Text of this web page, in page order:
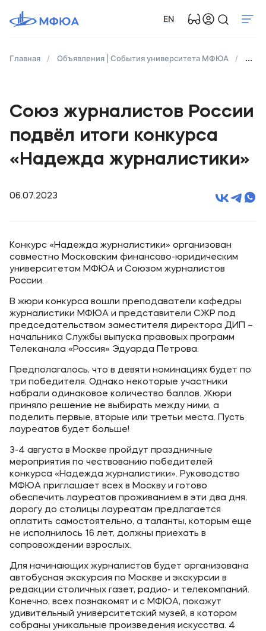
EN
Главная Объявления | События университета МФЮА Союз
Союз журналистов России
подвёл итоги конкурса
«Надежда журналистики»
06.07.2023
Конкурс «Надежда журналистики» организован
совместно Московским финансово-юридическим
университетом МФЮА и Союзом журналистов
России.
В жюри конкурса вошли преподаватели кафедры
журналистики МФЮА и представители СЖР под
председательством заместителя директора ДИП –
начальника Службы выпуска правовых программ
Телеканала «Россия» Эдуарда Петрова.
Предполагалось, что в девяти номинациях будет по
три победителя. Однако некоторые участники
набрали одинаковое количество баллов. Жюри
приняло решение не выбирать между ними, а
поделить первые, вторые или третьи места. Пусть
лауреатов будет больше!
3-4 августа в Москве пройдут праздничные
мероприятия по чествованию победителей
конкурса «Надежда журналистики». Руководство
МФЮА приглашает всех в Москву и готово
обеспечить лауреатов проживанием в эти два дня,
дорогу до столицы лауреатам предлагается
оплатить самостоятельно, а таланты, которым еще
не исполнилось 16 лет, должны приехать в
сопровождении взрослых.
Для начинающих журналистов будет организована
автобусная экскурсия по Москве и экскурсии в
редакции столичных газет, радио- и телекомпаний.
Конечно, всех познакомят и с МФЮА, покажут
удивительный университетский музей, в котором
собраны уникальные произведения искусства. 4